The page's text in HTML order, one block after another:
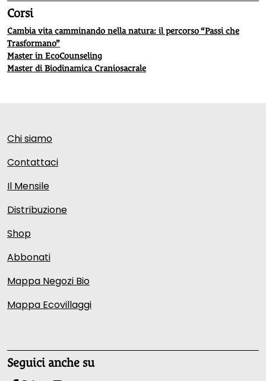
Corsi
Cambia vita camminando nella natura: il percorso “Passi che
Trasformano”
Master in EcoCounseling
Master di Biodinamica Craniosacrale
Chi siamo
Contattaci
Il Mensile
Distribuzione
Shop
Abbonati
Mappa Negozi Bio
Mappa Ecovillaggi
Seguici anche su